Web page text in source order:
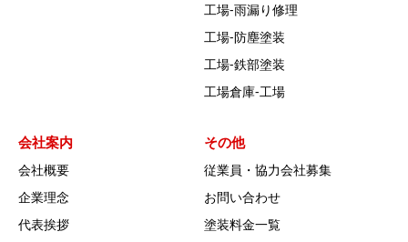
工場‐雨漏り修理
工場‐防塵塗装
工場‐鉄部塗装
工場倉庫-工場
会社案内
会社概要
企業理念
代表挨拶
その他
従業員・協力会社募集
お問い合わせ
塗装料金一覧